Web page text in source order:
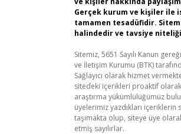
Gerçek kurum ve kişiler ile
tamamen tesadüfidir.
halindedir ve tavsiye
Sitemiz, 5651 Sayılı Kanun
ve İletişim Kurumu (BTK)
Sağlayıcı olarak hizmet
sitedeki içerikleri proaktif
araştırma yükümlülüğümüz
üyelerimiz yazdıkları içeriklerin
taşımakta olup, siteye üye
etmiş sayılırlar.